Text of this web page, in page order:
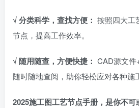
√ 分类科学，查找方便： 按照四大工
节点，提高工作效率。
√ 随用随查，方便快捷： CAD源文件
随时随地查阅，助你轻松应对各种施
2025施工图工艺节点手册，是你不可